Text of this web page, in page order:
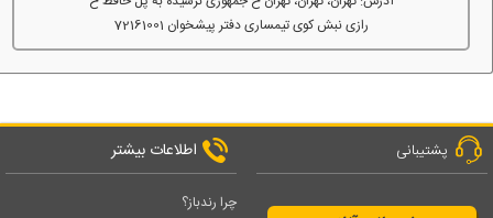
رازی نبش کوی تیمساری دفتر پیشخوان 72161001
پشتیبانی اطلاعات بیشتر
چرا رندباز؟